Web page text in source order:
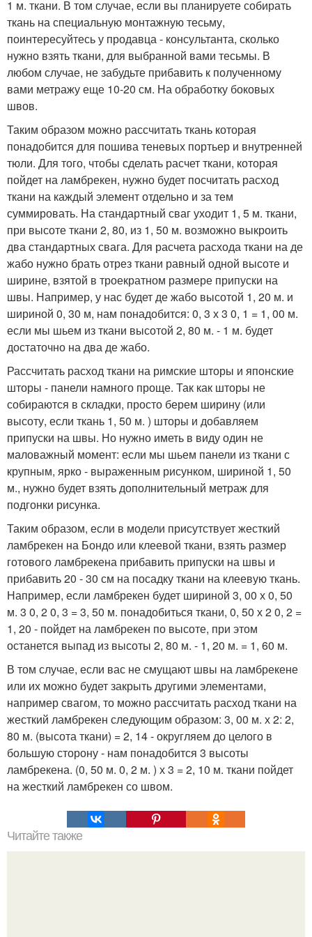
1 м. ткани. В том случае, если вы планируете собирать
ткань на специальную монтажную тесьму,
поинтересуйтесь у продавца - консультанта, сколько
нужно взять ткани, для выбранной вами тесьмы. В
любом случае, не забудьте прибавить к полученному
вами метражу еще 10-20 см. На обработку боковых
швов.
Таким образом можно рассчитать ткань которая
понадобится для пошива теневых портьер и внутренней
тюли. Для того, чтобы сделать расчет ткани, которая
пойдет на ламбрекен, нужно будет посчитать расход
ткани на каждый элемент отдельно и за тем
суммировать. На стандартный сваг уходит 1, 5 м. ткани,
при высоте ткани 2, 80, из 1, 50 м. возможно выкроить
два стандартных свага. Для расчета расхода ткани на де
жабо нужно брать отрез ткани равный одной высоте и
ширине, взятой в троекратном размере припуски на
швы. Например, у нас будет де жабо высотой 1, 20 м. и
шириной 0, 30 м, нам понадобится: 0, 3 х 3 0, 1 = 1, 00 м.
если мы шьем из ткани высотой 2, 80 м. - 1 м. будет
достаточно на два де жабо.
Рассчитать расход ткани на римские шторы и японские
шторы - панели намного проще. Так как шторы не
собираются в складки, просто берем ширину (или
высоту, если ткань 1, 50 м. ) шторы и добавляем
припуски на швы. Но нужно иметь в виду один не
маловажный момент: если мы шьем панели из ткани с
крупным, ярко - выраженным рисунком, шириной 1, 50
м., нужно будет взять дополнительный метраж для
подгонки рисунка.
Таким образом, если в модели присутствует жесткий
ламбрекен на Бондо или клеевой ткани, взять размер
готового ламбрекена прибавить припуски на швы и
прибавить 20 - 30 см на посадку ткани на клеевую ткань.
Например, если ламбрекен будет шириной 3, 00 х 0, 50
м. 3 0, 2 0, 3 = 3, 50 м. понадобиться ткани, 0, 50 х 2 0, 2 =
1, 20 - пойдет на ламбрекен по высоте, при этом
останется выпад из высоты 2, 80 м. - 1, 20 м. = 1, 60 м.
В том случае, если вас не смущают швы на ламбрекене
или их можно будет закрыть другими элементами,
например свагом, то можно рассчитать расход ткани на
жесткий ламбрекен следующим образом: 3, 00 м. х 2: 2,
80 м. (высота ткани) = 2, 14 - округляем до целого в
большую сторону - нам понадобится 3 высоты
ламбрекена. (0, 50 м. 0, 2 м. ) х 3 = 2, 10 м. ткани пойдет
на жесткий ламбрекен со швом.
Читайте также